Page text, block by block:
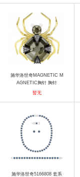
施华洛世奇MAGNETIC M
AGNETIC胸针 胸针
暂无
施华洛世奇5166808 套系